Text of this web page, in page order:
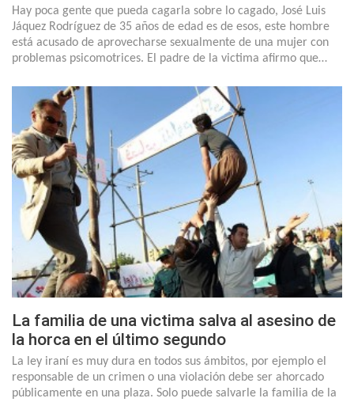
Hay poca gente que pueda cagarla sobre lo cagado, José Luis
Jáquez Rodríguez de 35 años de edad es de esos, este hombre
está acusado de aprovecharse sexualmente de una mujer con
problemas psicomotrices. El padre de la victima afirmo que…
La familia de una victima salva al asesino de
la horca en el último segundo
La ley iraní es muy dura en todos sus ámbitos, por ejemplo el
responsable de un crimen o una violación debe ser ahorcado
públicamente en una plaza. Solo puede salvarle la familia de la